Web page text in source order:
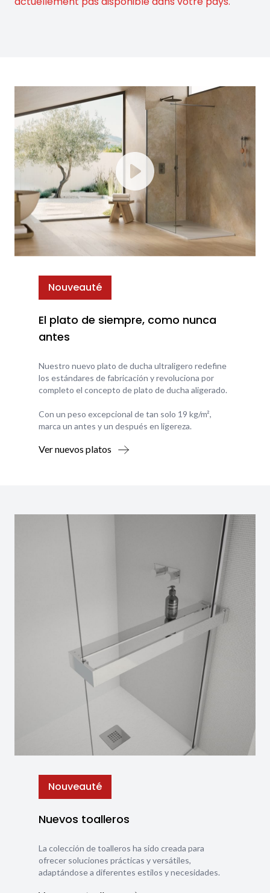
Nouveauté
El plato de siempre, como nunca
antes
Nuestro nuevo plato de ducha ultraligero redefine
los estándares de fabricación y revoluciona por
completo el concepto de plato de ducha aligerado.
Con un peso excepcional de tan solo 19 kg/m²,
marca un antes y un después en ligereza.
Ver nuevos platos
Nouveauté
Nuevos toalleros
La colección de toalleros ha sido creada para
ofrecer soluciones prácticas y versátiles,
adaptándose a diferentes estilos y necesidades.